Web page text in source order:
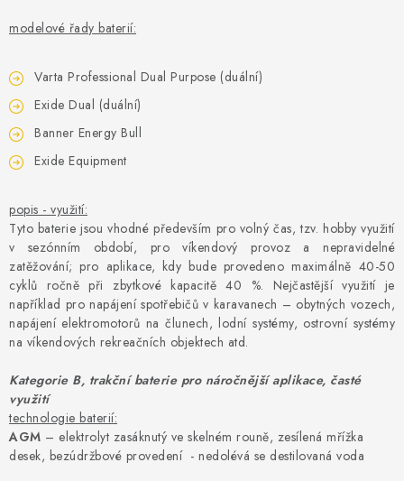
modelové řady baterií:
Varta Professional Dual Purpose (duální)
Exide Dual (duální)
Banner Energy Bull
Exide Equipment
popis - využití:
Tyto baterie jsou vhodné především pro volný čas, tzv. hobby využití
v sezónním období, pro víkendový provoz a nepravidelné
zatěžování; pro aplikace, kdy bude provedeno maximálně 40-50
cyklů ročně při zbytkové kapacitě 40 %. Nejčastější využití je
například pro napájení spotřebičů v karavanech – obytných vozech,
napájení elektromotorů na člunech, lodní systémy, ostrovní systémy
na víkendových rekreačních objektech atd.
Kategorie B, trakční baterie pro náročnější aplikace, časté
využití
technologie baterií:
AGM – elektrolyt zasáknutý ve skelném rouně, zesílená mřížka
desek, bezúdržbové provedení - nedolévá se destilovaná voda